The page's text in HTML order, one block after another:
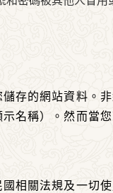
存的網站資料。
名稱）。然而當
相關法規及一切